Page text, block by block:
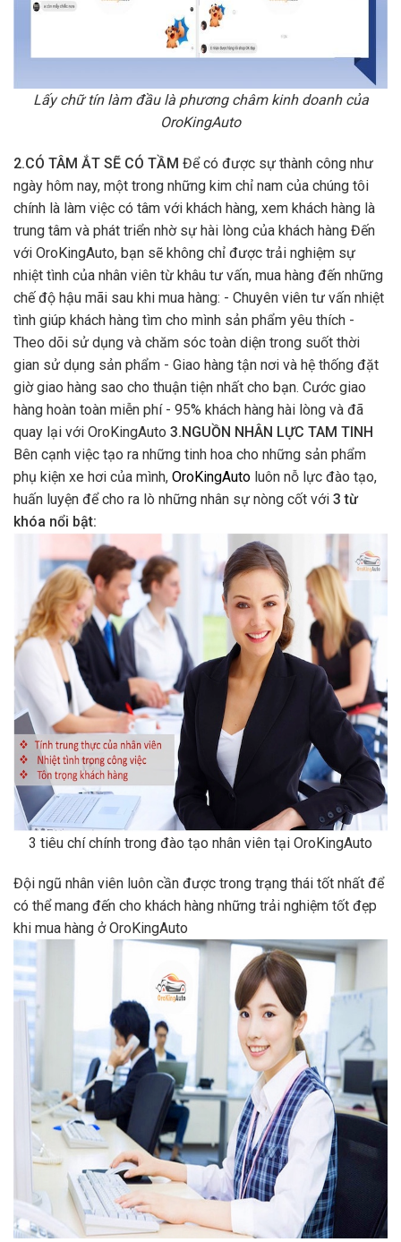
Lấy chữ tín làm đầu là phương châm kinh doanh của
OroKingAuto
2.CÓ TÂM ẮT SẼ CÓ TẦM Để có được sự thành công như
ngày hôm nay, một trong những kim chỉ nam của chúng tôi
chính là làm việc có tâm với khách hàng, xem khách hàng là
trung tâm và phát triển nhờ sự hài lòng của khách hàng Đến
với OroKingAuto, bạn sẽ không chỉ được trải nghiệm sự
nhiệt tình của nhân viên từ khâu tư vấn, mua hàng đến những
chế độ hậu mãi sau khi mua hàng: - Chuyên viên tư vấn nhiệt
tình giúp khách hàng tìm cho mình sản phẩm yêu thích -
Theo dõi sử dụng và chăm sóc toàn diện trong suốt thời
gian sử dụng sản phẩm - Giao hàng tận nơi và hệ thống đặt
giờ giao hàng sao cho thuận tiện nhất cho bạn. Cước giao
hàng hoàn toàn miễn phí - 95% khách hàng hài lòng và đã
quay lại với OroKingAuto 3.NGUỒN NHÂN LỰC TAM TINH
Bên cạnh việc tạo ra những tinh hoa cho những sản phẩm
phụ kiện xe hơi của mình, OroKingAuto luôn nỗ lực đào tạo,
huấn luyện để cho ra lò những nhân sự nòng cốt với 3 từ
khóa nổi bật:
3 tiêu chí chính trong đào tạo nhân viên tại OroKingAuto
Đội ngũ nhân viên luôn cần được trong trạng thái tốt nhất để
có thể mang đến cho khách hàng những trải nghiệm tốt đẹp
khi mua hàng ở OroKingAuto